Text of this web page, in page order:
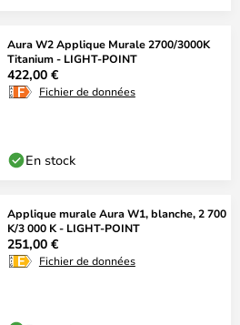
Aura W2 Applique Murale 2700/3000K
Titanium - LIGHT-POINT
422,00 €
Fichier de données
En stock
Applique murale Aura W1, blanche, 2 700
K/3 000 K - LIGHT-POINT
251,00 €
Fichier de données